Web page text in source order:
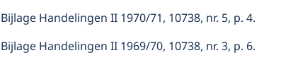
Bijlage Handelingen II 1970/71, 10738, nr. 5, p. 4.
Bijlage Handelingen II 1969/70, 10738, nr. 3, p. 6.